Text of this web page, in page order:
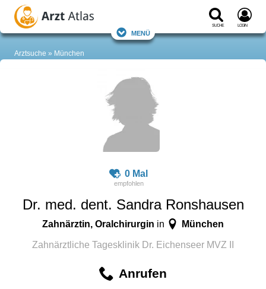
Suche Login
Menü
Arztsuche München
0 Mal
Dr. med. dent. Sandra Ronshausen
Zahnärztin, Oralchirurgin in München
Zahnärztliche Tagesklinik Dr. Eichenseer MVZ II
Anrufen